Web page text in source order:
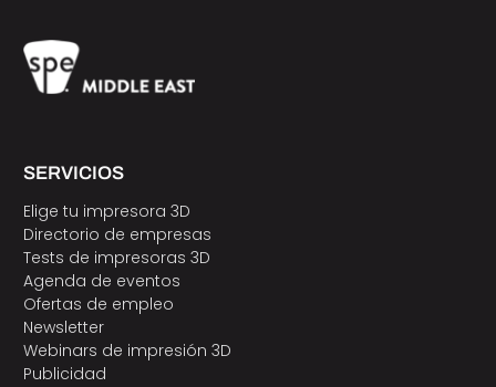
SERVICIOS
Elige tu impresora 3D
Directorio de empresas
Tests de impresoras 3D
Agenda de eventos
Ofertas de empleo
Newsletter
Webinars de impresión 3D
Publicidad